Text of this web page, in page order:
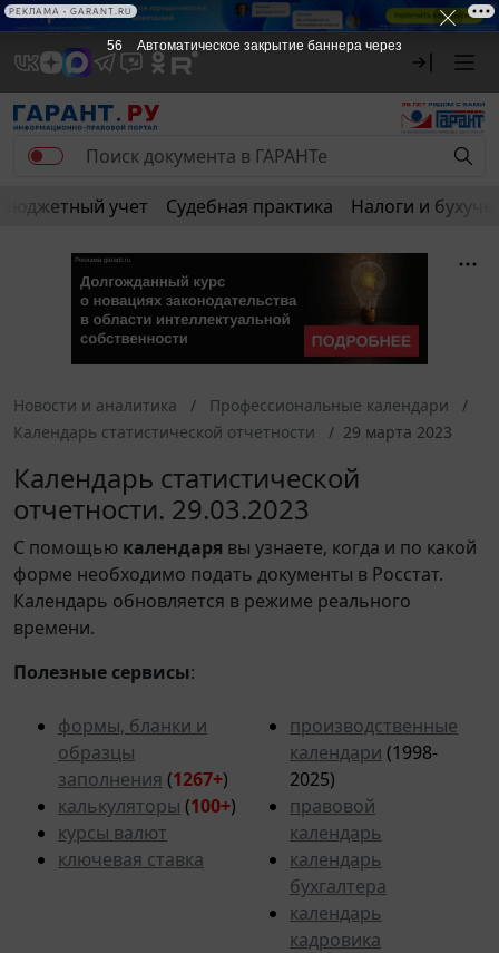
Бюджетный учет Судебная практика Налоги и
Новости и аналитика
Профессиональные календари
Календарь статистической отчетности
29 марта 2023
Календарь статистической
отчетности. 29.03.2023
С помощью календаря вы узнаете, когда и по какой
форме необходимо подать документы в Росстат.
Календарь обновляется в режиме реального
времени.
Полезные сервисы:
формы, бланки и
образцы
заполнения (1267+)
калькуляторы (100+)
курсы валют
ключевая ставка
производственные
календари (1998-
2025)
правовой
календарь
календарь
бухгалтера
календарь
кадровика
56 Автоматическое закрытие баннера через
РЕКЛАМА • GARANT.RU